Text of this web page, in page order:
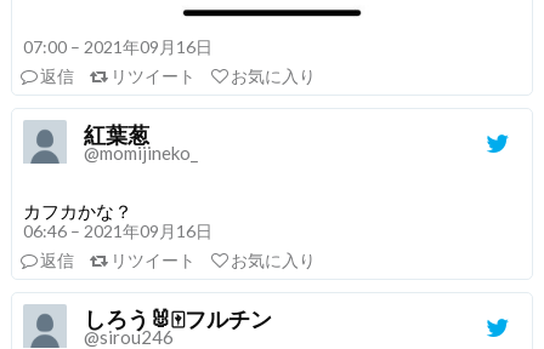
07:00 – 2021年09月16日
返信
リツイート お気に入り
紅葉葱
@momijineko_
カフカかな？
06:46 – 2021年09月16日
返信
リツイート お気に入り
しろう🐰🀄️フルチン
@sirou246